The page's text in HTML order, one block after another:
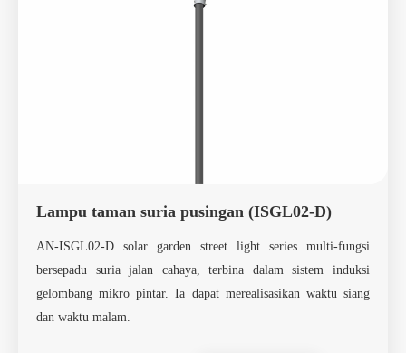
Lampu taman suria pusingan (ISGL02-D)
AN-ISGL02-D solar garden street light series multi-fungsi
bersepadu suria jalan cahaya, terbina dalam sistem induksi
gelombang mikro pintar. Ia dapat merealisasikan waktu siang
dan waktu malam.